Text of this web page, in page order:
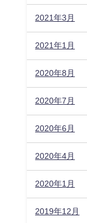
2021年3月
2021年1月
2020年8月
2020年7月
2020年6月
2020年4月
2020年1月
2019年12月